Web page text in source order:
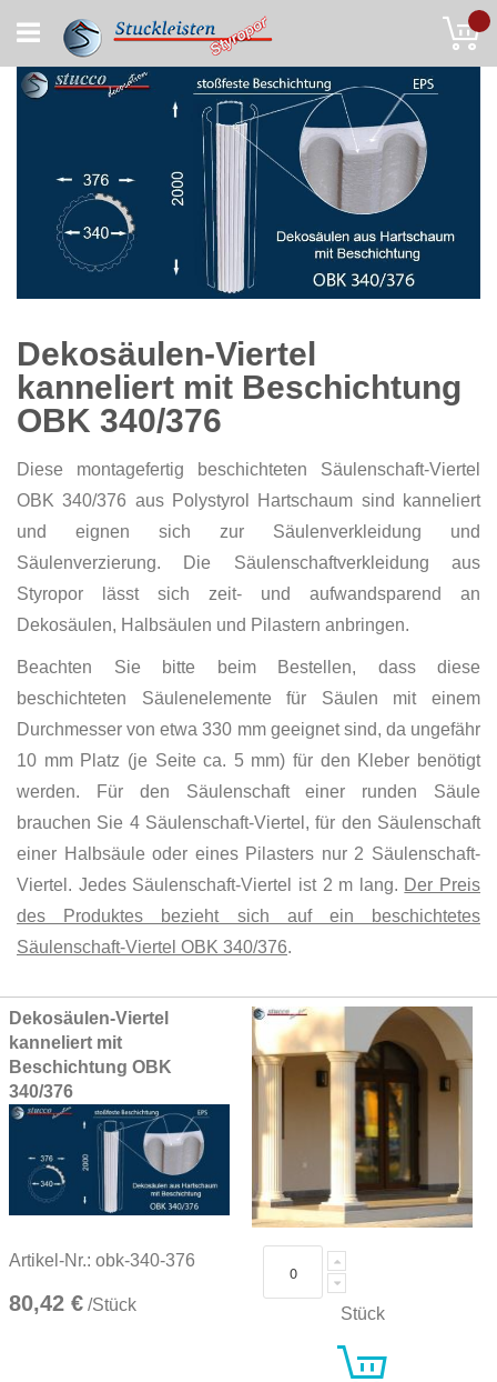
to
Content
Dekosäulen-Viertel
kanneliert mit Beschichtung
OBK 340/376
Diese montagefertig beschichteten Säulenschaft-Viertel
OBK 340/376 aus Polystyrol Hartschaum sind kanneliert
und eignen sich zur Säulenverkleidung und
Säulenverzierung. Die Säulenschaftverkleidung aus
Styropor lässt sich zeit- und aufwandsparend an
Dekosäulen, Halbsäulen und Pilastern anbringen.
Beachten Sie bitte beim Bestellen, dass diese
beschichteten Säulenelemente für Säulen mit einem
Durchmesser von etwa 330 mm geeignet sind, da ungefähr
10 mm Platz (je Seite ca. 5 mm) für den Kleber benötigt
werden. Für den Säulenschaft einer runden Säule
brauchen Sie 4 Säulenschaft-Viertel, für den Säulenschaft
einer Halbsäule oder eines Pilasters nur 2 Säulenschaft-
Viertel. Jedes Säulenschaft-Viertel ist 2 m lang. Der Preis
des Produktes bezieht sich auf ein beschichtetes
Säulenschaft-Viertel OBK 340/376.
Grouped
product
items
Dekosäulen-Viertel
kanneliert mit
Beschichtung OBK
340/376
Artikel-Nr.: obk-340-376
80,42 € /Stück Stück